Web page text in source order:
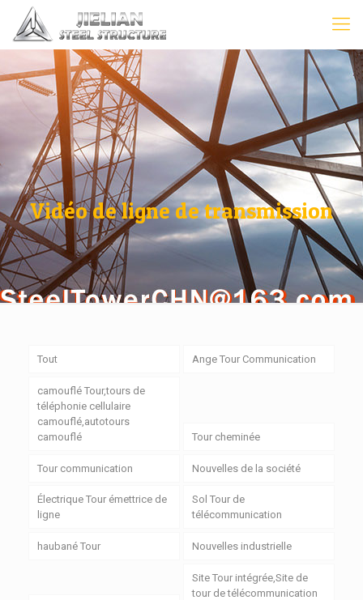
Vidéo de ligne de transmission
Tout Ange Tour Communication
camouflé Tour,tours de
téléphonie cellulaire
camouflé,autotours
camouflé
Tour cheminée
Tour communication Nouvelles de la société
Électrique Tour émettrice de
ligne
Sol Tour de
télécommunication
haubané Tour Nouvelles industrielle
Site Tour intégrée,Site de
tour de télécommunication